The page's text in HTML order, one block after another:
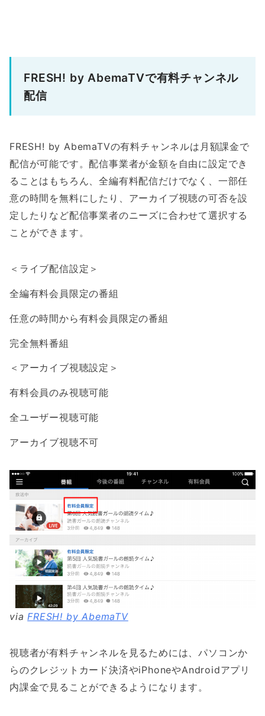
FRESH! by AbemaTVで有料チャンネル
配信
FRESH! by AbemaTVの有料チャンネルは月額課金で
配信が可能です。配信事業者が金額を自由に設定でき
ることはもちろん、全編有料配信だけでなく、一部任
意の時間を無料にしたり、アーカイブ視聴の可否を設
定したりなど配信事業者のニーズに合わせて選択する
ことができます。
＜ライブ配信設定＞
全編有料会員限定の番組
任意の時間から有料会員限定の番組
完全無料番組
＜アーカイブ視聴設定＞
有料会員のみ視聴可能
全ユーザー視聴可能
アーカイブ視聴不可
viaFRESH! by AbemaTV
視聴者が有料チャンネルを見るためには、パソコンか
らのクレジットカード決済やiPhoneやAndroidアプリ
内課金で見ることができるようになります。